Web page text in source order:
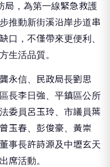
局，為第一線緊急救護
推動新街溪沿岸步道串
口，不僅帶來更便利、
生活品質。
永信、民政局長劉思
長李日強、平鎮區公所
委員呂玉玲、市議員葉
玉春、彭俊豪、黃崇
事長許詩源及中壢玄天
席活動。